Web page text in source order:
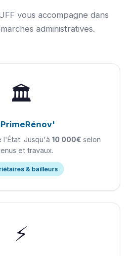
vous accompagne dans
administratives.
🏛️
l'État. Jusqu'à 10 000€ selon
et travaux.
& bailleurs
⚡